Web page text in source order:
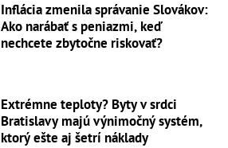
Inflácia zmenila správanie Slovákov:
Ako narábať s peniazmi, keď
nechcete zbytočne riskovať?
Extrémne teploty? Byty v srdci
Bratislavy majú výnimočný systém,
ktorý ešte aj šetrí náklady